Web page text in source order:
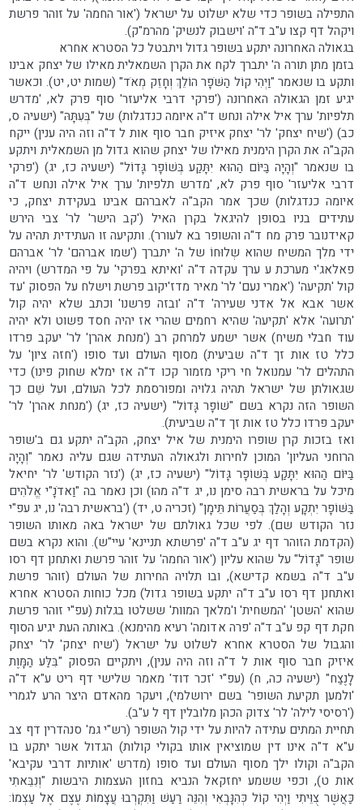
התפילה בשופר כדי שלא ישלוט על ישראל ('אור החמה' על זוהר פרשת
ויקהל דף קצו ע"ב ד"ה 'וישבוק לנשיק' מהרמ"ק).
בגאולה האחרונה יתקע בשופר גדול ויתבטל כל הסטרא אחרא
בזמן מתן תורה ה' יתברך לקח את הקרן השמאלית מאילו של יצחק אבינו
ותקע בו שנאמר "וַיְהִי קוֹל הַשֹּׁפָר הוֹלֵךְ וְחָזֵק מְאֹד" (שמות יט, יט). וכאשר
יגיע זמן הגאולה האחרונה ('פרקי דרבי אליעזר' סוף פרק לא, 'מדרש
תלפיות' ערך איל אילה ונחש ד"ה איומה כנדגלות) של "בְּעִתָּהּ" (ישעיה ס,
כב) ('שיח יצחק' לר' יצחק איזיק חבר סוף אות ל ד"ה וזה היה ענין) ייקח
הקב"ה את הקרן הימנית מאילו של יצחק שהוא גדול מן השמאלית ויתקע
בו שנאמר "וְהָיָה בַּיּוֹם הַהוּא יִתָּקַע בְּשׁוֹפָר גָּדוֹל" (ישעיה כז, יג) ('פרקי
דרבי אליעזר' סוף פרק לא, 'מדרש תלפיות' ערך איל אילה ונחש ד"ה
איומה כנדגלות) שכך אמר הקב"ה לאברהם אבינו בעקידת יצחק, כי
עתידים בניו בסופן להיגאל בקרן האיל ('קב הישר' לר' צבי הירש
קאידנובר פרק מח ד"ה והשופר בא לעורר). ותקיעה זו העתידית תהיה על
ידי מלך המשיח שהוא שְלוּחוֹ של ה' יתברך ('שמו אברהם' לר' אברהם
פאלאג'י מערכת ע ערך עקדה ד"ה 'ואיתא בפרקי' על פי המדרש) ויהיה
קול 'תקיעה' ('אמרי נעם' לר' מאיר מדז'יקוב פרשת וישלח על הפסוק 'עד
אשר אבא אל אדני שעירה' ד"ה 'ובזה פרשנו' וכתב שלא יהיה קול
'תרועה' אלא 'תקיעה' שהיא רחמים שהרי אז יהיה חסד פשוט ולא יהיה
עוד חבלי משיח) אשר ישמע למרחק רב ('מנחת אהרן' לר' יעקב פרדו
כלל טז אות זך ד"ה שביעית) מסוף העולם ועד סופו ('חזה ציון' על
התהלים לר' עמנואל חי ריקי מזמור קכו ד"ה אז ימלא שחוק פינו) כדי
שגאולתן של ישראל תהיה גלויה ומפורסמת לכל העולם, ועל שֵׁם כך
השופר הזה נקרא בשם "שׁוֹפָר גָּדוֹל" (ישעיה כז, יג) ('מנחת אהרן' לר'
יעקב פרדו כלל טז אות זך ד"ה שביעית).
ואז בזכות קרן שופרו הימנית של איל יצחק, הקב"ה יתקע גם ב'שופר
הרוחני העליון' המוכן לחירות ולגאולה העתידה שגם עליה נאמר "וְהָיָה
בַּיּוֹם הַהוּא יִתָּקַע בְּשׁוֹפָר גָּדוֹל" (ישעיה כז, יג) ('נזר הקודש' לר' יחיאל
מיכל על בראשית רבה סימן נו, יג ד"ה מהו) וכן נאמר בה "וַאדֹנָ"י אֱלֹהִים
בַּשּׁוֹפָר יִתְקָע וְהָלַךְ בְּסַעֲרוֹת תֵּימָן" (זכריה ט, יד) ('בראשית רבה' נו, יג עפ"י
נזר הקודש שם). לפי שכל גאולתם של ישראל באה מאותו השופר
(הקדמת הזוהר דף יג ע"ב ד"ה 'פרשתא תניינא' עיי"ש). והוא נקרא בשם
שופר "גָּדוֹל" על שהוא עליון ('אור החמה' על זוהר פרשת ואתחנן דף רסו
ע"ב ד"ה בשמא קדישא), ובו תלויה החירות של העולם (זוהר פרשת
ואתחנן דף רסו ע"ב ד"ה יתקע בשופר גדול) מכל כוחות הסטרא אחרא
שהוא 'השטן' 'המשחית' ו'מלאך המוות' ששלטו בגלות (עפ"י זוהר פרשת
חקת דף קפ ע"ב ד"ה 'פרה אדומה' רעיא מהימנא). באותה העת יגיע הסוף
והגבול של הסטרא אחרא לשלוט על ישראל ('שיח יצחק' לר' יצחק
איזיק חבר סוף אות ל ד"ה וזה היה ענין), ויתקיים הפסוק "בִּלַּע הַמָּוֶת
לָנֶצַח" (ישעיה כה, ח) (עפ"י 'זכר דוד' מאמר שלישי דף ריט ע"א ד"ה
'ולמען תקיעת השופר' בשם ירושלמי), ויעקר מהאדם היצר הרע לגמרי
('רסיסי לילה' לר' צדוק הכהן מלובלין דף ל ע"ב).
תחיית המתים עתידה להיות על ידי קול השופר (רש"י גמ' סנהדרין דף צב
ע"א ד"ה אינו דין שמוציאין אותו בקולי קולות) הגדול אשר יתקע בו
הקב"ה וקולו ילך מסוף העולם ועד סופו (מדרש 'אותיות דרבי עקיבא'
אות ט), וכפי ששמע יחזקאל הנביא בחזון העצמות היבשות "וְנִבֵּאתִי
כַּאֲשֶׁר צֻוֵּיתִי וַיְהִי קוֹל כְּהִנָּבְאִי וְהִנֵּה רַעַשׁ וַתִּקְרְבוּ עֲצָמוֹת עֶצֶם אֶל עַצְמוֹ: